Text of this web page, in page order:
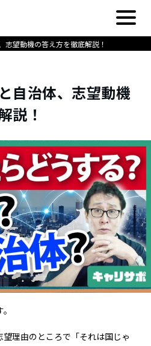
志望動機の答え方を徹底解説！
自治体、志望動機
説！
理由のところで「それは国じゃ